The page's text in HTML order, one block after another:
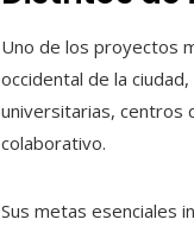
Uno de los proyectos
occidental de la
universitarias, centros
colaborativo.
Sus metas esenciales